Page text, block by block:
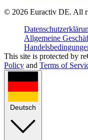
© 2026 Euractiv DE. All
Allgemeine
This site is protected by
Policy and Terms of
Deutsch